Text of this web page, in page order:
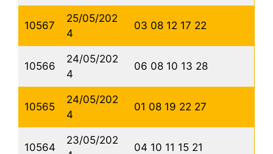
10567
25/05/202
4
03 08 12 17 22
10566
24/05/202
4
06 08 10 13 28
10565
24/05/202
4
01 08 19 22 27
10564
23/05/202
04 10 11 15 21